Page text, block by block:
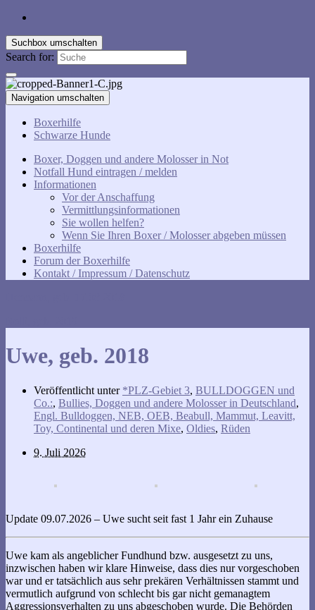
Suchbox umschalten
Search for:
Navigation umschalten
Boxerhilfe
Schwarze Hunde
Boxer, Doggen und andere Molosser in Not
Notfall Hund eintragen / melden
Informationen
Vor der Anschaffung
Vermittlungsinformationen
Sie wollen helfen?
Wenn Sie Ihren Boxer / Molosser abgeben müssen
Boxerhilfe
Forum der Boxerhilfe
Kontakt / Impressum / Datenschutz
Uwe, geb. 2018
Veröffentlicht unter *PLZ-Gebiet 3, BULLDOGGEN und
Co.:, Bullies, Doggen und andere Molosser in Deutschland,
Engl. Bulldoggen, NEB, OEB, Beabull, Mammut, Leavitt,
Toy, Continental und deren Mixe, Oldies, Rüden
9. Juli 2026
Update 09.07.2026 – Uwe sucht seit fast 1 Jahr ein Zuhause
Uwe kam als angeblicher Fundhund bzw. ausgesetzt zu uns,
inzwischen haben wir klare Hinweise, dass dies nur vorgeschoben
war und er tatsächlich aus sehr prekären Verhältnissen stammt und
vermutlich aufgrund von schlecht bis gar nicht gemanagtem
Aggressionsverhalten zu uns abgeschoben wurde. Die Behörden